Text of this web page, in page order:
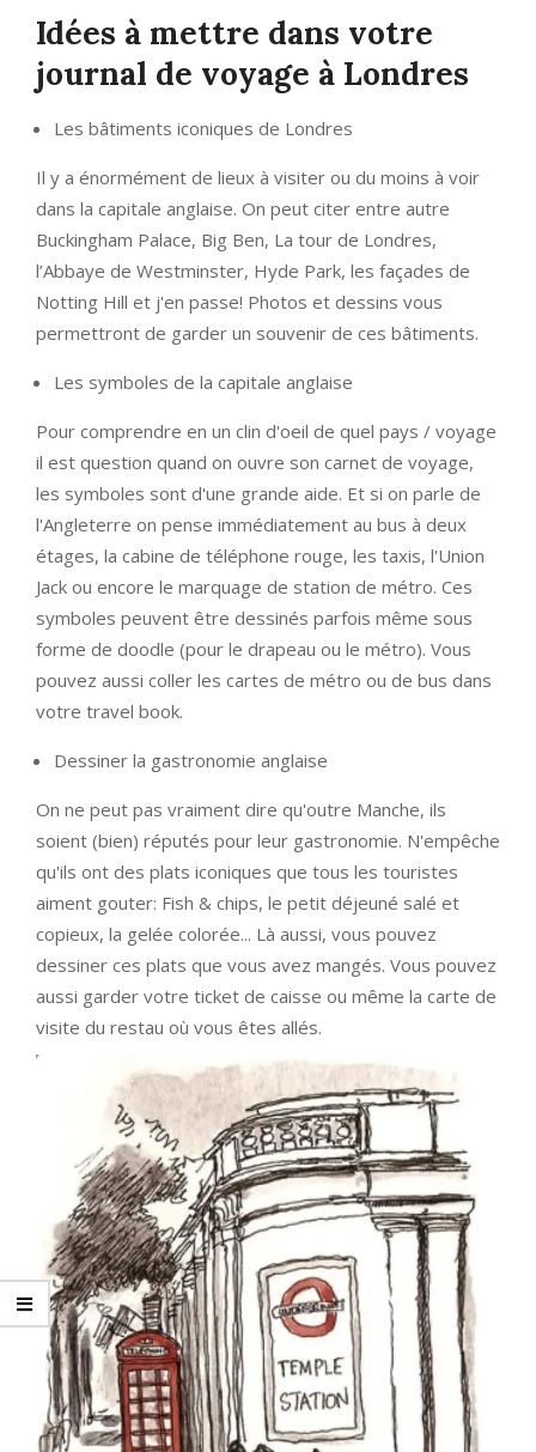
Idées à mettre dans votre
journal de voyage à Londres
Les bâtiments iconiques de Londres
Il y a énormément de lieux à visiter ou du moins à voir
dans la capitale anglaise. On peut citer entre autre
Buckingham Palace, Big Ben, La tour de Londres,
l’Abbaye de Westminster, Hyde Park, les façades de
Notting Hill et j'en passe! Photos et dessins vous
permettront de garder un souvenir de ces bâtiments.
Les symboles de la capitale anglaise
Pour comprendre en un clin d'oeil de quel pays / voyage
il est question quand on ouvre son carnet de voyage,
les symboles sont d'une grande aide. Et si on parle de
l'Angleterre on pense immédiatement au bus à deux
étages, la cabine de téléphone rouge, les taxis, l'Union
Jack ou encore le marquage de station de métro. Ces
symboles peuvent être dessinés parfois même sous
forme de doodle (pour le drapeau ou le métro). Vous
pouvez aussi coller les cartes de métro ou de bus dans
votre travel book.
Dessiner la gastronomie anglaise
On ne peut pas vraiment dire qu'outre Manche, ils
soient (bien) réputés pour leur gastronomie. N'empêche
qu'ils ont des plats iconiques que tous les touristes
aiment gouter: Fish & chips, le petit déjeuné salé et
copieux, la gelée colorée... Là aussi, vous pouvez
dessiner ces plats que vous avez mangés. Vous pouvez
aussi garder votre ticket de caisse ou même la carte de
visite du restau où vous êtes allés.